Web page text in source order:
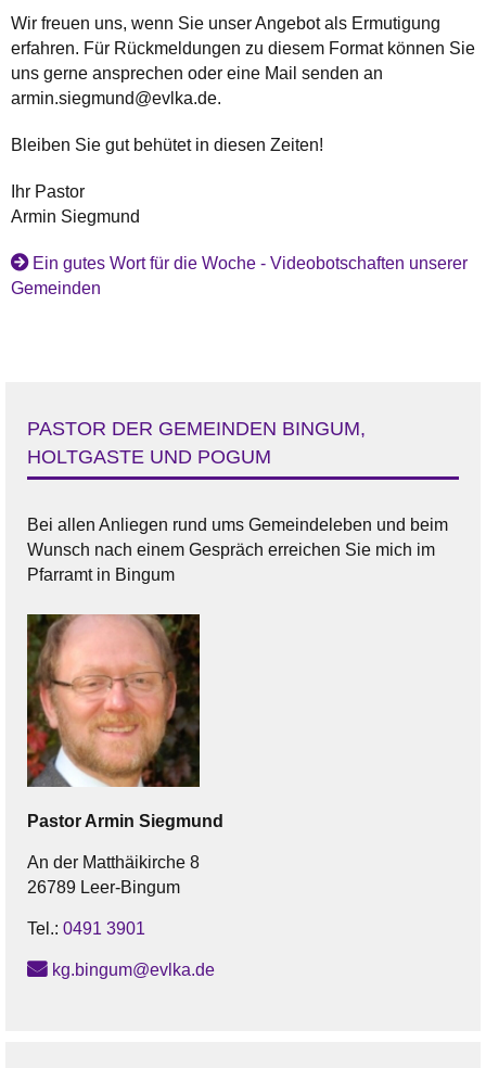
Wir freuen uns, wenn Sie unser Angebot als Ermutigung
erfahren. Für Rückmeldungen zu diesem Format können Sie
uns gerne ansprechen oder eine Mail senden an
armin.siegmund@evlka.de.
Bleiben Sie gut behütet in diesen Zeiten!
Ihr Pastor
Armin Siegmund
Ein gutes Wort für die Woche - Videobotschaften unserer
Gemeinden
PASTOR DER GEMEINDEN BINGUM,
HOLTGASTE UND POGUM
Bei allen Anliegen rund ums Gemeindeleben und beim
Wunsch nach einem Gespräch erreichen Sie mich im
Pfarramt in Bingum
Pastor Armin Siegmund
An der Matthäikirche 8
26789 Leer-Bingum
Tel.: 0491 3901
kg.bingum@evlka.de